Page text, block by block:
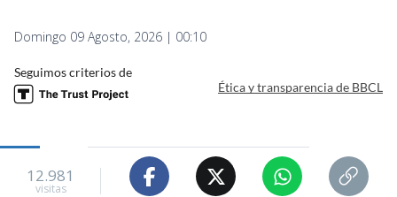
Domingo 09 Agosto, 2026 | 00:10
Seguimos criterios de
Ética y transparencia de BBCL
12.981
visitas